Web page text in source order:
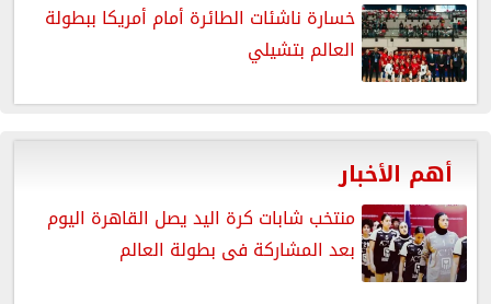
خسارة ناشئات الطائرة أمام أمريكا ببطولة
العالم بتشيلي
أهم الأخبار
منتخب شابات كرة اليد يصل القاهرة اليوم
بعد المشاركة فى بطولة العالم